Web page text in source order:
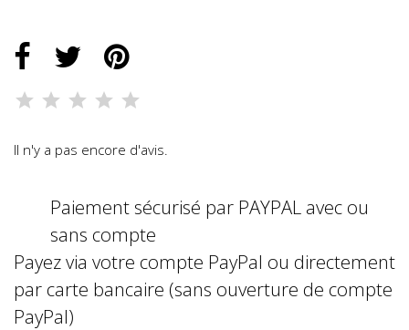
Il n'y a pas encore d'avis.
Paiement sécurisé par PAYPAL avec ou
sans compte
Payez via votre compte PayPal ou directement
par carte bancaire (sans ouverture de compte
PayPal)